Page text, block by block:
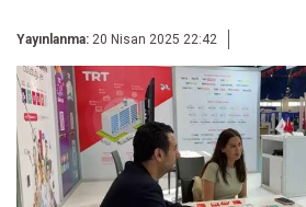
Yayınlanma: 20 Nisan 2025 22:42